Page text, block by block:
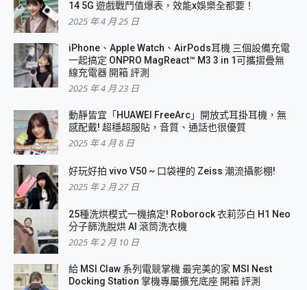
14 5G 遊戲戰鬥值爆表，效能x娛樂全都要！
2025 年 4 月 25 日
iPhone、Apple Watch、AirPods耳機 三個設備充電
一起搞定 ONPRO MagReact™ M3 3 in 1可攜摺疊無
線充電器 開箱 評測
2025 年 4 月 23 日
動靜皆宜「HUAWEI FreeArc」開放式耳掛耳機，無
感配戴! 超穩超服貼，音質、通話也很優質
2025 年 4 月 8 日
好玩好拍 vivo V50 ~ 口袋裡的 Zeiss 潮流攝影棚!
2025 年 2 月 27 日
25種洗烘模式一機搞定! Roborock 衣莉莎白 H1 Neo
分子篩洗脫烘 AI 滾筒洗衣機
2025 年 2 月 10 日
給 MSI Claw 系列電競掌機 最完美的家 MSI Nest
Docking Station 掌機專屬擴充底座 開箱 評測